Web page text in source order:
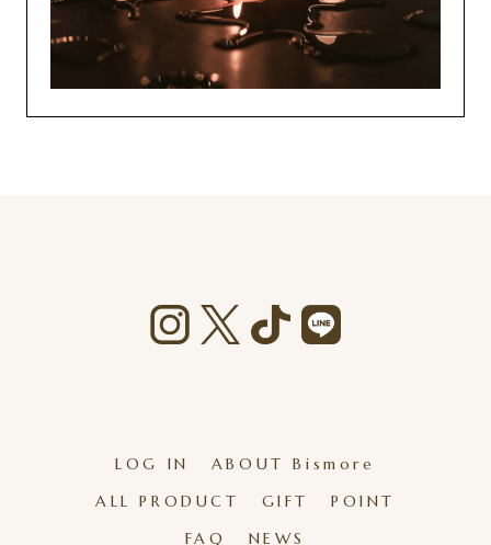
LOG IN
ABOUT Bismore
ALL PRODUCT
GIFT
POINT
FAQ
NEWS